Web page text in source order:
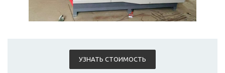
УЗНАТЬ СТОИМОСТЬ